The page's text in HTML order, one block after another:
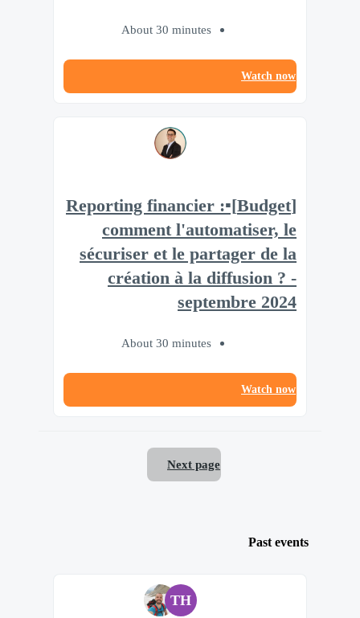
About 30 minutes
Watch now
[Budget]▪️Reporting financier :
comment l'automatiser, le
sécuriser et le partager de la
création à la diffusion ? -
septembre 2024
About 30 minutes
Watch now
Next page
Past events
TH